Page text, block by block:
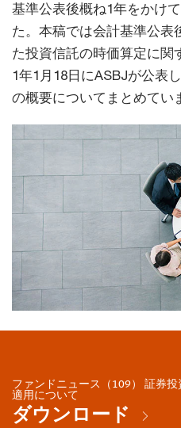
基準公表後概ね1年をかけ
た。本稿では会計基準公表
た投資信託の時価算定に関
1年1月18日にASBJが公表
の概要についてまとめてい
ファンドニュース（109） 証券
適用について
ダウンロード